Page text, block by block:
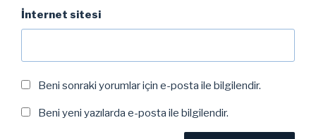
İnternet sitesi
Beni sonraki yorumlar için e-posta ile bilgilendir.
Beni yeni yazılarda e-posta ile bilgilendir.